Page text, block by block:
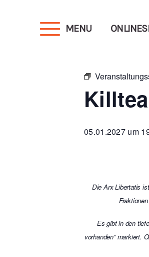
MENU
05.01.2027 um
Die Arx Libertatis
Es gibt in den
vorhanden” markiert.